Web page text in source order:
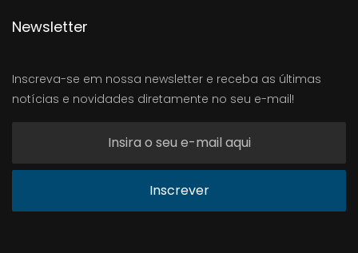
Newsletter
Inscreva-se em nossa newsletter e receba as últimas
notícias e novidades diretamente no seu e-mail!
Inscrever